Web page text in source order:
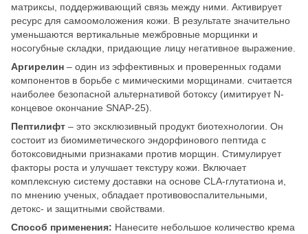
матриксы, поддерживающий связь между ними. Активирует
ресурс для самоомоложения кожи. В результате значительно
уменьшаются вертикальные межбровные морщинки и
носогубные складки, придающие лицу негативное выражение.
Аргирелин – один из эффективных и проверенных годами
компонентов в борьбе с мимическими морщинами. считается
наиболее безопасной альтернативой ботоксу (имитирует N-
концевое окончание SNAP-25).
Пептилифт – это эксклюзивный продукт биотехнологии. Он
состоит из биомиметического эндорфинового пептида с
ботоксовидными признаками против морщин. Стимулирует
факторы роста и улучшает текстуру кожи. Включает
комплексную систему доставки на основе CLA-глутатиона и,
по мнению ученых, обладает противовоспалительными,
детокс- и защитными свойствами.
Способ применения: Нанесите небольшое количество крема